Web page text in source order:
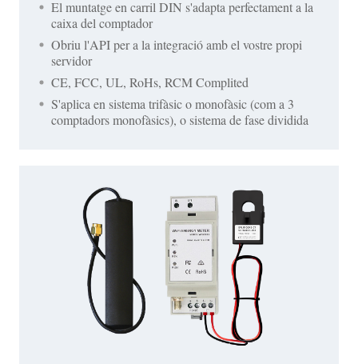
El muntatge en carril DIN s'adapta perfectament a la
caixa del comptador
Obriu l'API per a la integració amb el vostre propi
servidor
CE, FCC, UL, RoHs, RCM Complited
S'aplica en sistema trifàsic o monofàsic (com a 3
comptadors monofàsics), o sistema de fase dividida